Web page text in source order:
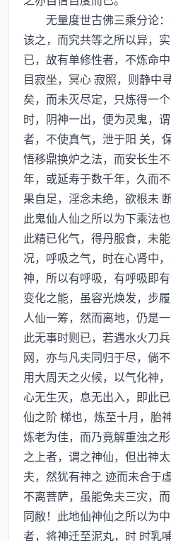
无量度世古佛三乘分论：
该之，而究共等之所以异，
已，故有单修性者，不炼命
目寂坐，冥心 寂照，则静中
矣，而未灭尽定，只炼得一
时，阴神一出，便为灵鬼，
者，不使真气，泄于阳 关，
悟移鼎换炉之法，而安长生
年，或延寿于数千年，久而
果自足，淫念未绝，欲根未
此鬼仙人仙之所以为下乘法
此精已化气，得丹服食，未
况，呼吸之气，时在心肾中
神，所以有呼吸，有呼吸即
变化之能，虽容光焕发，步
人仙一筹，然而离地，仍是
此无事时则已，若遇水火刀
网，亦与凡夫同归于尽，倘
用大周天之火候，以气化神
心无生灭，息无出入，即此
仙之阶 梯也，炼至十月，胎
炼老为佳，而乃竟解重浊之
之上者，谓之神仙，但出神
夫，然犹有神之 迹而未合于
不离菩萨，虽能免夫三灾，
同敝！此地仙神仙之所以为
者，将神迁至泥丸，时 时乳